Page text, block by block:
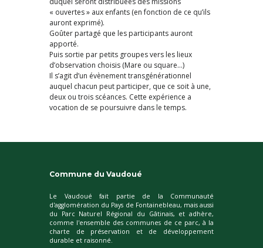
« ouvertes » aux enfants (en fonction de ce qu’ils
auront exprimé).
Goûter partagé que les participants auront
apporté.
Puis sortie par petits groupes vers les lieux
d’observation choisis (Mare ou square…)
Il s’agit d’un évènement transgénérationnel
auquel chacun peut participer, que ce soit à une,
deux ou trois scéances. Cette expérience a
vocation de se poursuivre dans le temps.
Commune du Vaudoué
Le Vaudoué fait partie de la Communauté
d'agglomération du Pays de Fontainebleau, mais aussi
du Parc Naturel Régional du Gâtinais, et adhère,
comme l'ensemble des communes de ce parc, à la
charte de préservation et de développement
durable et raisonné.